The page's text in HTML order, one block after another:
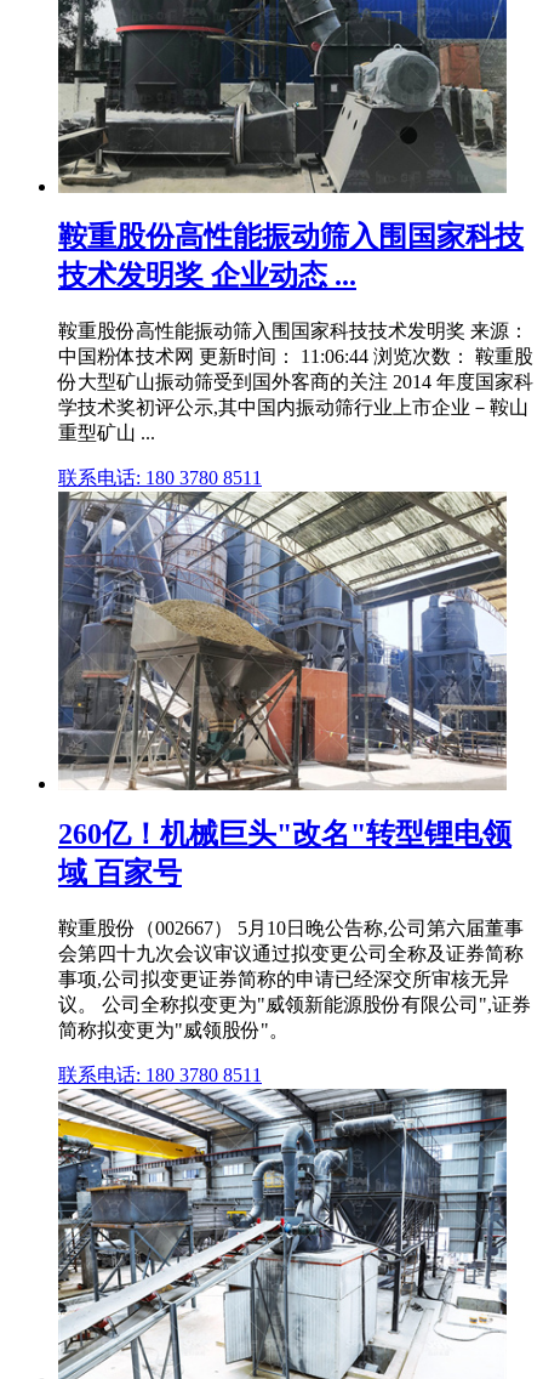
鞍重股份高性能振动筛入围国家科技
技术发明奖 企业动态 ...
鞍重股份高性能振动筛入围国家科技技术发明奖 来源：
中国粉体技术网 更新时间： 11:06:44 浏览次数： 鞍重股
份大型矿山振动筛受到国外客商的关注 2014 年度国家科
学技术奖初评公示,其中国内振动筛行业上市企业－鞍山
重型矿山 ...
联系电话: 180 3780 8511
260亿！机械巨头"改名"转型锂电领
域 百家号
鞍重股份（002667） 5月10日晚公告称,公司第六届董事
会第四十九次会议审议通过拟变更公司全称及证券简称
事项,公司拟变更证券简称的申请已经深交所审核无异
议。 公司全称拟变更为"威领新能源股份有限公司",证券
简称拟变更为"威领股份"。
联系电话: 180 3780 8511